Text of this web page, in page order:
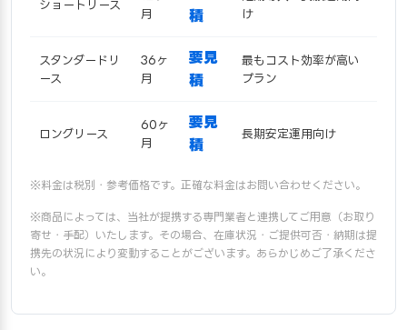
ショートリース
月
積
け
スタンダードリ
ース
36ヶ
月
要見
積
最もコスト効率が高い
プラン
ロングリース
60ヶ
月
要見
積
長期安定運用向け
※料金は税別・参考価格です。正確な料金はお問い合わせください。
※商品によっては、当社が提携する専門業者と連携してご用意（お取り
寄せ・手配）いたします。その場合、在庫状況・ご提供可否・納期は提
携先の状況により変動することがございます。あらかじめご了承くださ
い。